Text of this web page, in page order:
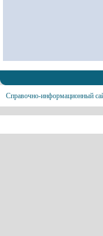
Справочно-информационный